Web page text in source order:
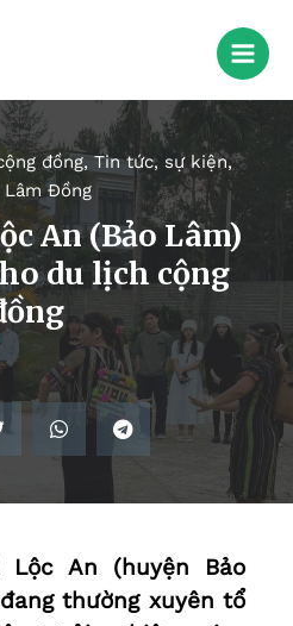
đồng,Tin tức, sự kiện,
Lâm Đồng
An (Bảo Lâm)
du lịch cộng
An (huyện Bảo
thường xuyên tổ